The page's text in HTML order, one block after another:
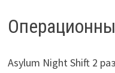
Asylum Night Shift 2